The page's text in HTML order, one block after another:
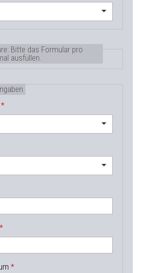
Bitte das Formular pro
ausfüllen.